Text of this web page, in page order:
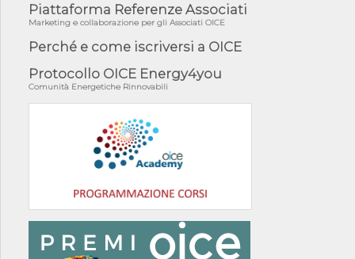
Piattaforma Referenze Associati
Marketing e collaborazione per gli Associati OICE
Perché e come iscriversi a OICE
Protocollo OICE Energy4you
Comunità Energetiche Rinnovabili